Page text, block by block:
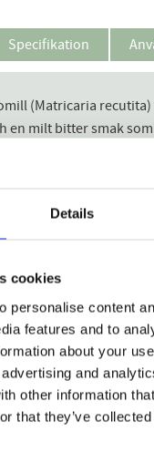
Details
cookies
personalise content
features and to
about your
and
other information
that they’ve
Specifikation
(Matricaria recutita)
en milt bitter smak
är en välbekant
en vanlig ört att
aromatiskt
Utbredning. Kamomill
den hemma i södra
i nästan hela
Första fynduppgift
plantarum 1658, men
1920). Detta
egna örter